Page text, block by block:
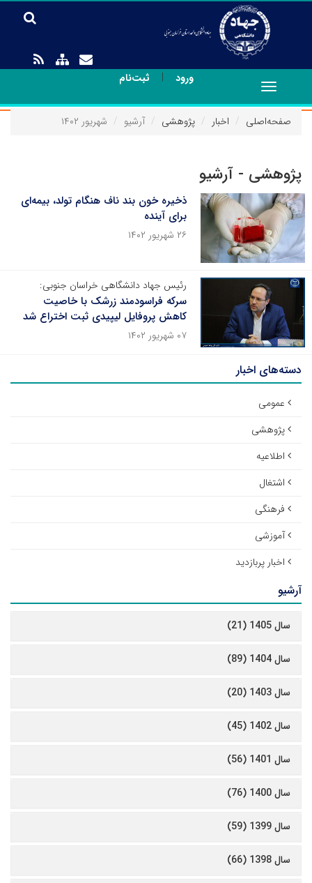
ورود | ثبت‌نام
Toggle
navigation
صفحه‌اصلی
اخبار پژوهشی آرشیو شهریور ۱۴۰۲
پژوهشی - آرشیو
ذخیره خون بند ناف هنگام تولد، بیمه‌ای
برای آینده
۲۶ شهریور ۱۴۰۲
رئیس جهاد دانشگاهی خراسان جنوبی:
سرکه فراسودمند زرشک با خاصیت
کاهش پروفایل لیپیدی ثبت اختراع شد
۰۷ شهریور ۱۴۰۲
دسته‌های اخبار
عمومی
پژوهشی
اطلاعیه
اشتغال
فرهنگی
آموزشی
اخبار پربازدید
آرشیو
سال 1405 (21)
سال 1404 (89)
سال 1403 (20)
سال 1402 (45)
سال 1401 (56)
سال 1400 (76)
سال 1399 (59)
سال 1398 (66)